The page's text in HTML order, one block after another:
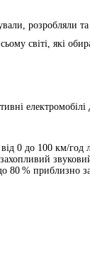
розробляли
світі, які
0 до 100 км/год
80 %